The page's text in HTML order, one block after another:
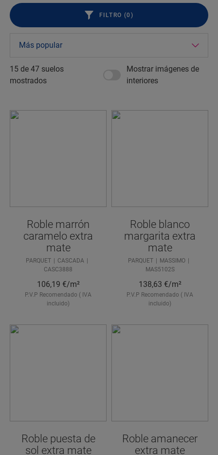
15 de 47 suelos
mostrados
Mostrar imágenes de
interiores
FILTRO (0)
Roble marrón
caramelo extra
mate
PARQUET
CASCADA
CASC3888
106,19 €/m²
P.V.P Recomendado ( IVA
incluido)
Roble blanco
margarita extra
mate
PARQUET
MASSIMO
MAS5102S
138,63 €/m²
P.V.P Recomendado ( IVA
incluido)
Roble puesta de
sol extra mate
Roble amanecer
extra mate